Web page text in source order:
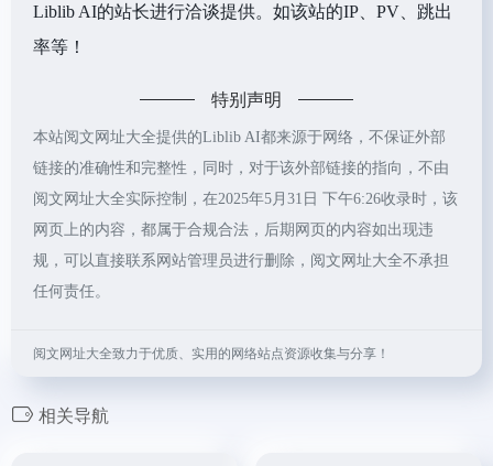
Liblib AI的站长进行洽谈提供。如该站的IP、PV、跳出
率等！
特别声明
本站阅文网址大全提供的Liblib AI都来源于网络，不保证外部
链接的准确性和完整性，同时，对于该外部链接的指向，不由
阅文网址大全实际控制，在2025年5月31日 下午6:26收录时，该
网页上的内容，都属于合规合法，后期网页的内容如出现违
规，可以直接联系网站管理员进行删除，阅文网址大全不承担
任何责任。
阅文网址大全致力于优质、实用的网络站点资源收集与分享！
相关导航